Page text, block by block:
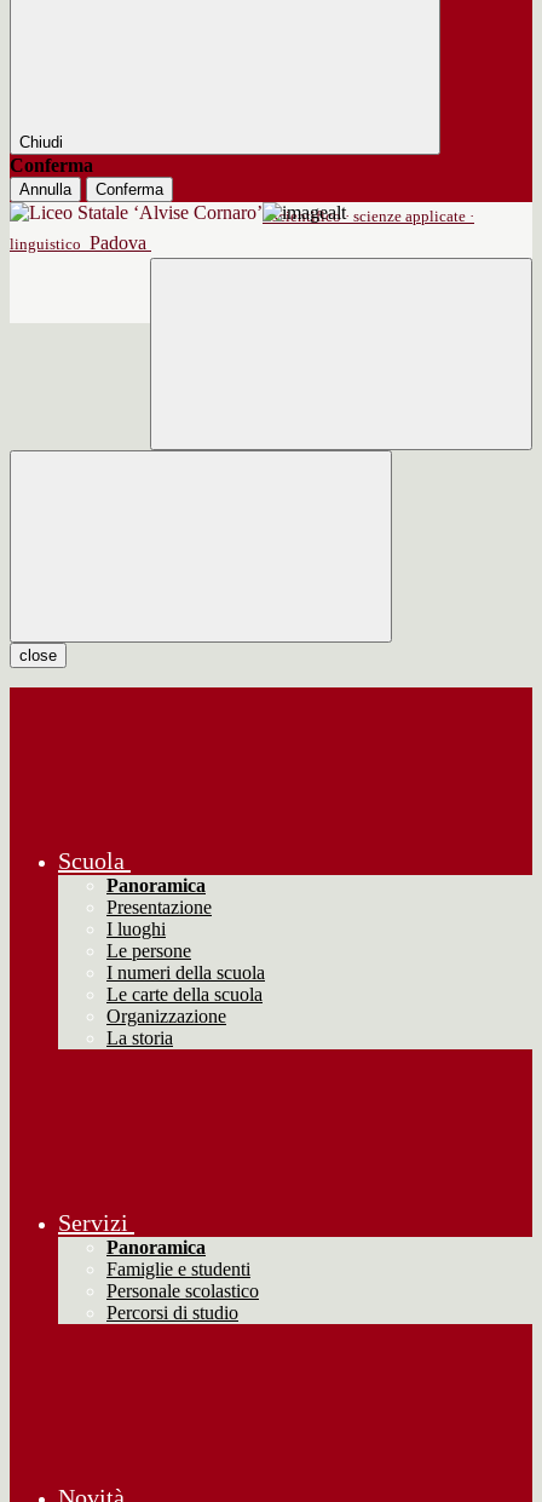
Chiudi
Conferma
Annulla
Conferma
scientifico · scienze applicate ·
linguistico Padova
close
Scuola
Panoramica
Presentazione
I luoghi
Le persone
I numeri della scuola
Le carte della scuola
Organizzazione
La storia
Servizi
Panoramica
Famiglie e studenti
Personale scolastico
Percorsi di studio